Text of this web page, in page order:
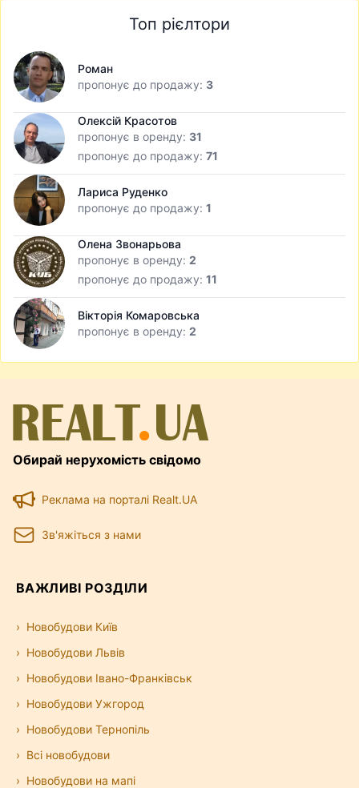
Топ рієлтори
Роман
пропонує до продажу: 3
Олексій Красотов
пропонує в оренду: 31
пропонує до продажу: 71
Лариса Руденко
пропонує до продажу: 1
Олена Звонарьова
пропонує в оренду: 2
пропонує до продажу: 11
Вікторія Комаровська
пропонує в оренду: 2
Обирай нерухомість свідомо
Реклама на порталі Realt.UA
Зв'яжіться з нами
ВАЖЛИВІ РОЗДІЛИ
Новобудови Київ
Новобудови Львів
Новобудови Івано-Франківськ
Новобудови Ужгород
Новобудови Тернопіль
Всі новобудови
Новобудови на мапі